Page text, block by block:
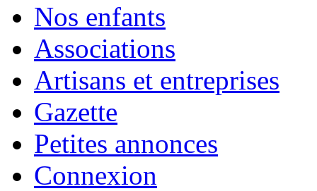
Nos enfants
Associations
Artisans et entreprises
Gazette
Petites annonces
Connexion